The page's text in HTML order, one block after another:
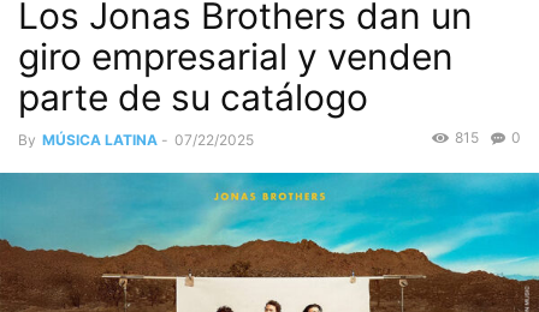
Los Jonas Brothers dan un
giro empresarial y venden
parte de su catálogo
By MÚSICA LATINA - 07/22/2025 0
815